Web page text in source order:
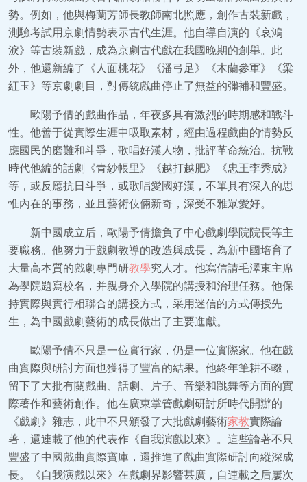
勢。例如，他與梅蘭芳師長教師南北照應，創作古裝新戲，
測驗考試用京劇情勢表示古代生涯。他自導自演的《哀鴻
淚》等古裝新戲，成為京劇古代戲在我國晚期的創舉。此
外，他還新編了《人面桃花》《潘弓足》《木蘭參軍》《梁
紅玉》等京劇劇目，對傳統戲曲停止了無益的彌補和豐盛。
歐陽予倩的戲曲作品，年夜多具有激烈的時期感和戰斗
性。他善于從實際生涯中吸取素材，經由過程戲曲的情勢反
應國民的磨難和斗爭，歌唱好漢人物，批評革命統治。抗戰
時代他編的話劇《青紗帳里》《越打越肥》《忠王李秀成》
等，或反應抗日斗爭，或歌唱愛國好漢，不單具有深入的思
惟內在的事務，並且藝術伎倆新奇，深受不雅眾愛好。
新中國成立后，歐陽予倩擔負了中心戲劇學院院長等主
要職務。他努力于戲劇教導的改造與成長，為新中國培育了
大量高本質的戲劇專門研教學究人才。他寫信請毛澤東主席
為學院題寫校名，并親身介入學院的講授和治理任務。他保
持實際與實行相聯合的講授方式，采用迷信的方式傳授先
生，為中國戲劇藝術的成長做出了主要進獻。
歐陽予倩不只是一位實行家，仍是一位實際家。他在戲
曲實際與研討方面也獲得了豐富的結果。他終年筆耕不輟，
留下了大批有關戲曲、話劇、片子、音樂和跳舞等方面的實
際著作和藝術創作。他在廣東掌管戲劇研討所時代開辦的
《戲劇》雜志，此中不只頒發了大批戲劇藝術家教實際論
著，還連載了他的代表作《自我演戲以來》。這些論著不只
豐盛了中國戲曲實際寶庫，還推進了戲曲實際研討向縱深成
長。《自我演戲以來》在戲劇界影響甚廣，自連載之后屢次